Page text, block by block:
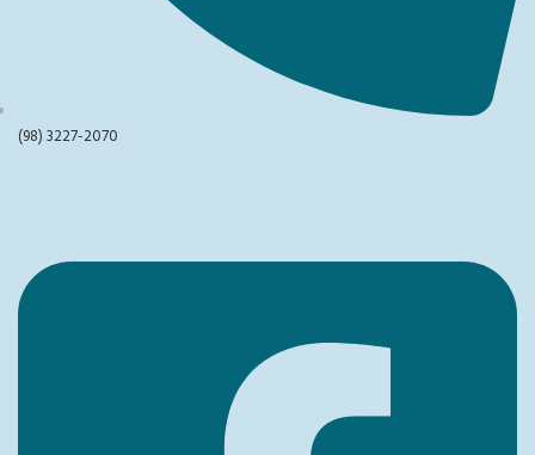
(98) 3227-2070